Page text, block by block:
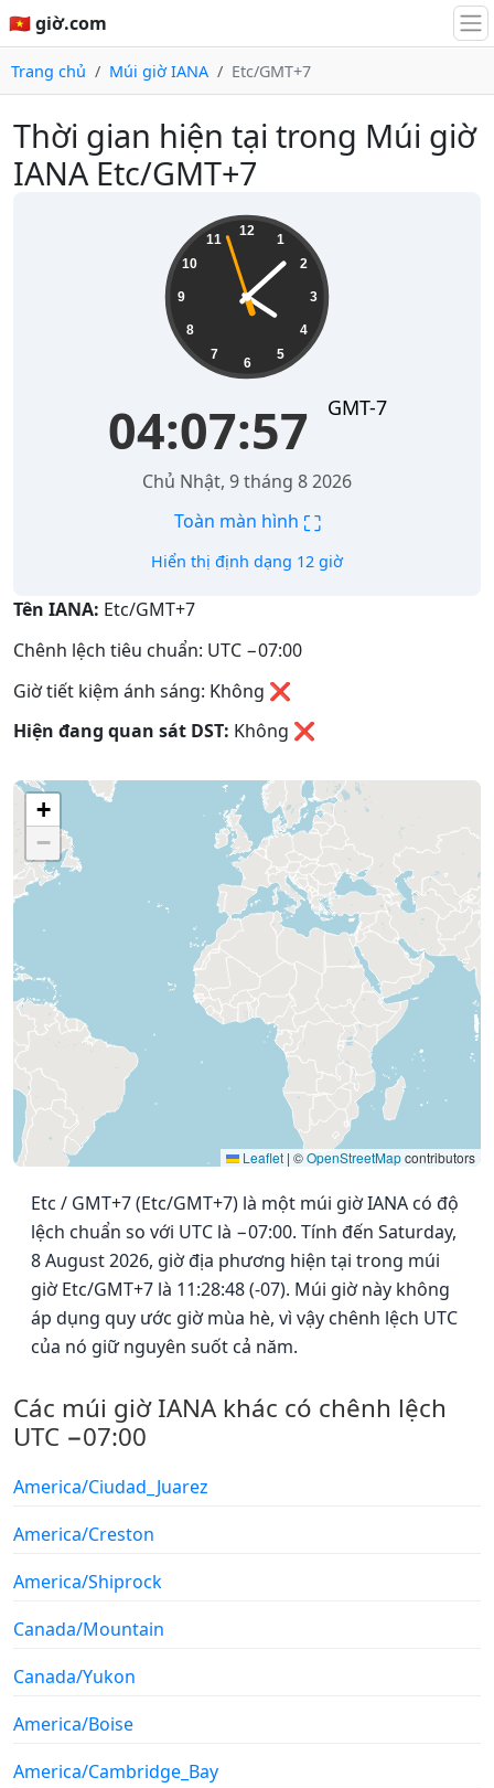
🇻🇳 giờ.com
Trang chủ Múi giờ IANA Etc/GMT+7
Thời gian hiện tại trong Múi giờ
IANA Etc/GMT+7
12
1
2
3
4
5
6
7
8
9
10
11
04:07:57 GMT-7
Chủ Nhật, 9 tháng 8 2026
Toàn màn hình ⛶
Hiển thị định dạng 12 giờ
Tên IANA: Etc/GMT+7
Chênh lệch tiêu chuẩn: UTC −07:00
Giờ tiết kiệm ánh sáng: Không ❌
Hiện đang quan sát DST: Không ❌
+
−
Leaflet | ©OpenStreetMapcontributors
Etc / GMT+7 (Etc/GMT+7) là một múi giờ IANA có độ
lệch chuẩn so với UTC là −07:00. Tính đến Saturday,
8 August 2026, giờ địa phương hiện tại trong múi
giờ Etc/GMT+7 là 11:28:48 (-07). Múi giờ này không
áp dụng quy ước giờ mùa hè, vì vậy chênh lệch UTC
của nó giữ nguyên suốt cả năm.
Các múi giờ IANA khác có chênh lệch
UTC −07:00
America/Ciudad_Juarez
America/Creston
America/Shiprock
Canada/Mountain
Canada/Yukon
America/Boise
America/Cambridge_Bay